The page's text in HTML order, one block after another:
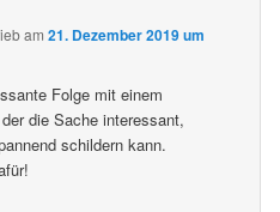
am21. Dezember 2019 um
Folge mit einem
die Sache interessant,
schildern kann.